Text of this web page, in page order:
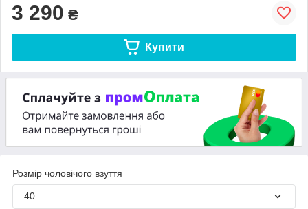
3 290 ₴
Купити
Розмір чоловічого взуття
40